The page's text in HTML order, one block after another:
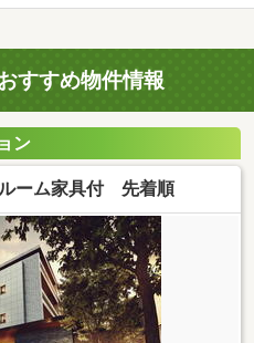
すすめ物件情報
ン
ーム家具付 先着順